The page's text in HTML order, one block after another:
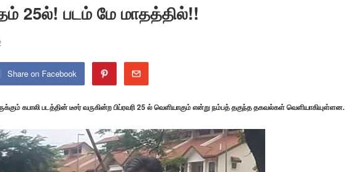
25ல்! படம் மே மாதத்தில்!!
Share on Facebook
கபாலி படத்தின் டீசர் வருகின்ற பிப்ரவரி 25 ல் வெளியாகும் என்று நம்பத் தகுந்த தகவல்கள் வெளியாகியுள்ளன.